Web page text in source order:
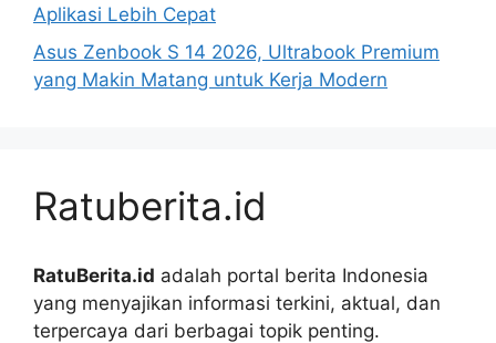
Aplikasi Lebih Cepat
Asus Zenbook S 14 2026, Ultrabook Premium
yang Makin Matang untuk Kerja Modern
Ratuberita.id
RatuBerita.id adalah portal berita Indonesia
yang menyajikan informasi terkini, aktual, dan
terpercaya dari berbagai topik penting.